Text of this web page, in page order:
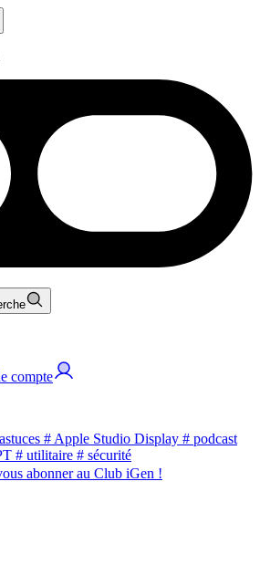
compte
# Apple Studio Display # podcast
# utilitaire # sécurité
abonner au Club iGen !